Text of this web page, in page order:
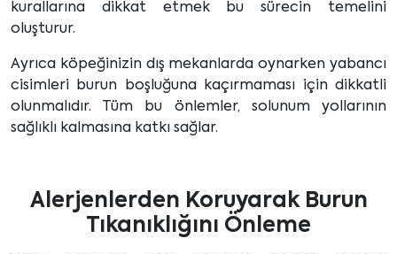
kurallarına dikkat etmek bu sürecin temelini
oluşturur.
Ayrıca köpeğinizin dış mekanlarda oynarken yabancı
cisimleri burun boşluğuna kaçırmaması için dikkatli
olunmalıdır. Tüm bu önlemler, solunum yollarının
sağlıklı kalmasına katkı sağlar.
Alerjenlerden Koruyarak Burun
Tıkanıklığını Önleme